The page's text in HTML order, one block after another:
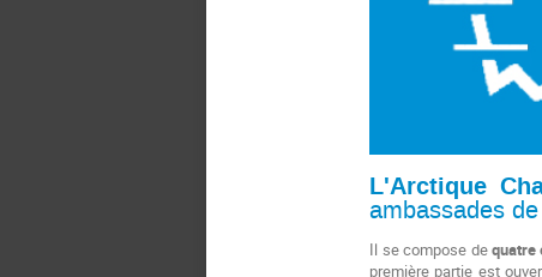
L'Arctique
ambassades de
Il secompose dequatre
première partie est